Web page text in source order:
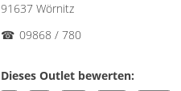
91637 Wörnitz
☎ 09868 / 780
Dieses Outlet bewerten: